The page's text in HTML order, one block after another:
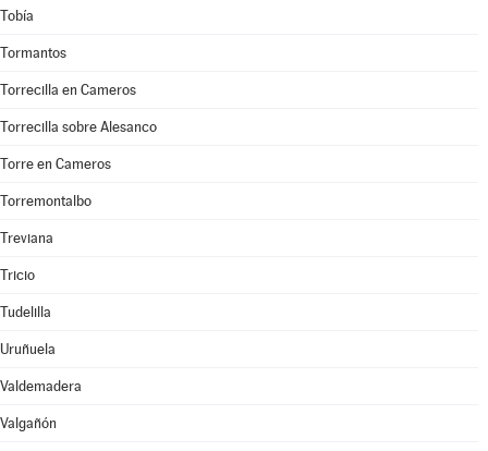
Tobía
Tormantos
Torrecilla en Cameros
Torrecilla sobre Alesanco
Torre en Cameros
Torremontalbo
Treviana
Tricio
Tudelilla
Uruñuela
Valdemadera
Valgañón